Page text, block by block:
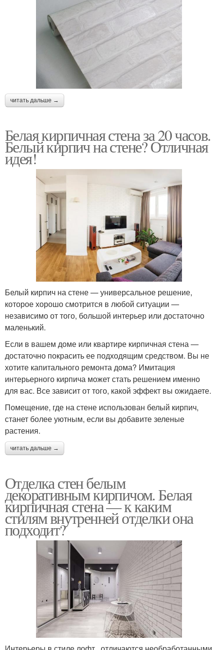
читать дальше →
Белая кирпичная стена за 20 часов.
Белый кирпич на стене? Отличная
идея!
Белый кирпич на стене — универсальное решение,
которое хорошо смотрится в любой ситуации —
независимо от того, большой интерьер или достаточно
маленький.
Если в вашем доме или квартире кирпичная стена —
достаточно покрасить ее подходящим средством. Вы не
хотите капитального ремонта дома? Имитация
интерьерного кирпича может стать решением именно
для вас. Все зависит от того, какой эффект вы ожидаете.
Помещение, где на стене использован белый кирпич,
станет более уютным, если вы добавите зеленые
растения.
читать дальше →
Отделка стен белым
декоративным кирпичом. Белая
кирпичная стена — к каким
стилям внутренней отделки она
подходит?